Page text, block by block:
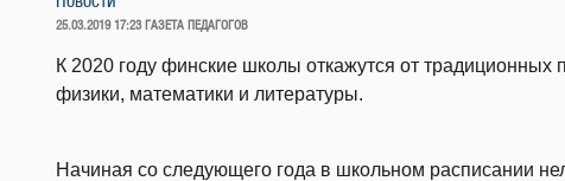
ОПУБЛИКОВАНО
25.03.2019 17:23 ГАЗЕТА ПЕДАГОГОВ
К 2020 году финские школы откажутся от традиционных
физики, математики и литературы.
Начиная со следующего года в школьном расписании